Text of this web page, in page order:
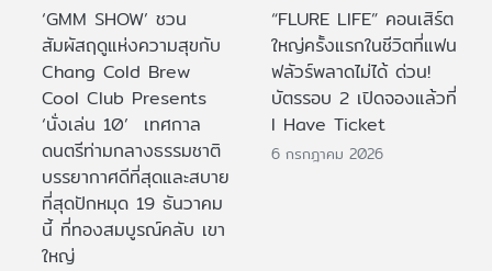
‘GMM SHOW’ ชวน
สัมผัสฤดูแห่งความสุขกับ
Chang Cold Brew
Cool Club Presents
‘นั่งเล่น 10’ เทศกาล
ดนตรีท่ามกลางธรรมชาติ
บรรยากาศดีที่สุดและสบาย
ที่สุดปักหมุด 19 ธันวาคม
นี้ ที่ทองสมบูรณ์คลับ เขา
ใหญ่
“FLURE LIFE” คอนเสิร์ต
ใหญ่ครั้งแรกในชีวิตที่แฟน
ฟลัวร์พลาดไม่ได้ ด่วน!
บัตรรอบ 2 เปิดจองแล้วที่
I Have Ticket
6 กรกฎาคม 2026